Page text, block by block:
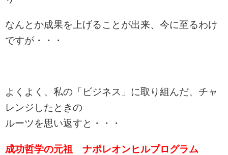
なんとか成果を上げることが出来、今に至るわけ
ですが・・・
よくよく、私の「ビジネス」に取り組んだ、チャ
レンジしたときの
ルーツを思い返すと・・・
成功哲学の元祖 ナポレオンヒルプログラム